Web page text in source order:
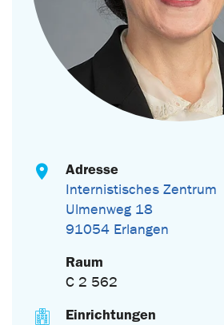
Adresse
Internistisches Zentrum
Ulmenweg 18
91054 Erlangen
Raum
C 2 562
Einrichtungen